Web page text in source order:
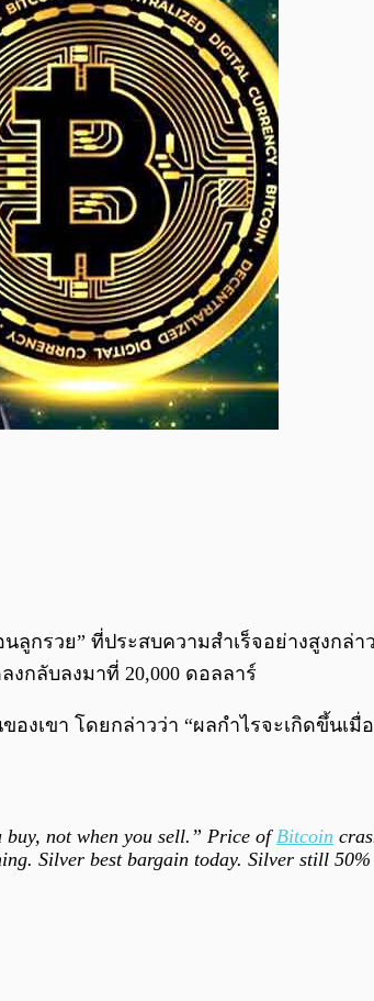
นลูกรวย” ที่ประสบความสำเร็จอย่างสูงกล่า
กลับลงมาที่ 20,000 ดอลลาร์
งเขา โดยกล่าวว่า “ผลกำไรจะเกิดขึ้น
buy, not when you sell.” Price ofBitcoin
Silver best bargain today. Silver still